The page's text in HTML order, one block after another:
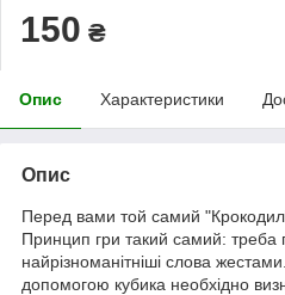
150 ₴
Опис Характеристики
Опис
Перед вами той самий
Принцип гри такий самий: треба
найрізноманітніші слова
допомогою кубика необхідно